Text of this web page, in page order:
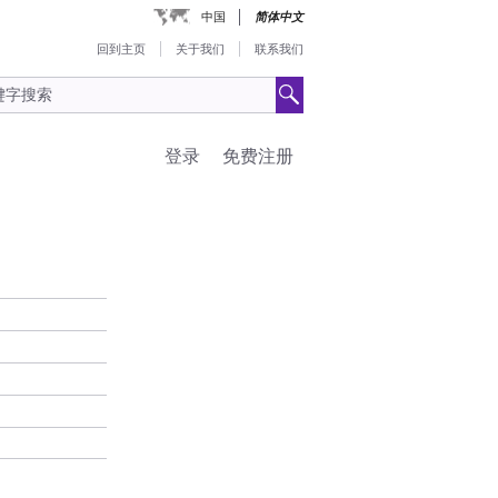
中国 简体中文
回到主页 关于我们 联系我们
免费注册
登录